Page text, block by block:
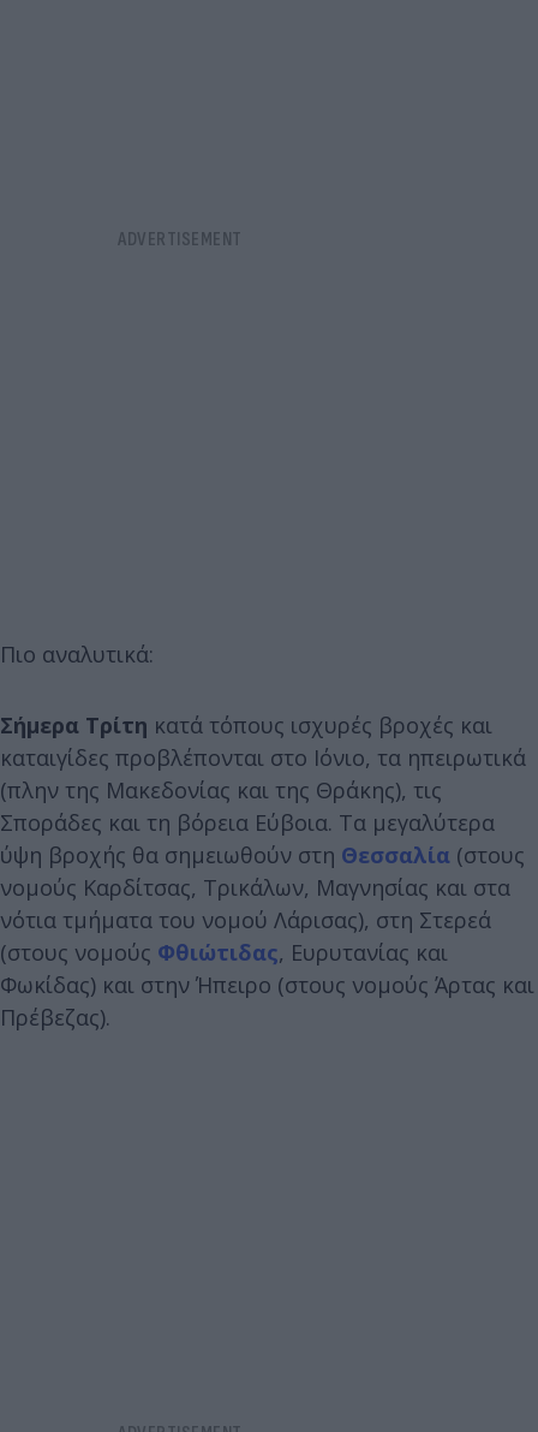
Πιο αναλυτικά:
Σήμερα Τρίτη κατά τόπους ισχυρές βροχές και
καταιγίδες προβλέπονται στο Ιόνιο, τα ηπειρωτικά
(πλην της Μακεδονίας και της Θράκης), τις
Σποράδες και τη βόρεια Εύβοια. Τα μεγαλύτερα
ύψη βροχής θα σημειωθούν στη Θεσσαλία (στους
νομούς Καρδίτσας, Τρικάλων, Μαγνησίας και στα
νότια τμήματα του νομού Λάρισας), στη Στερεά
(στους νομούς Φθιώτιδας, Ευρυτανίας και
Φωκίδας) και στην Ήπειρο (στους νομούς Άρτας και
Πρέβεζας).